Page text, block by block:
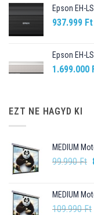
Epson EH-
937.999 Ft
Epson EH-
1.699.000
EZT NE HAGYD KI
MEDIUM
99.990Ft
MEDIUM
109.990Ft